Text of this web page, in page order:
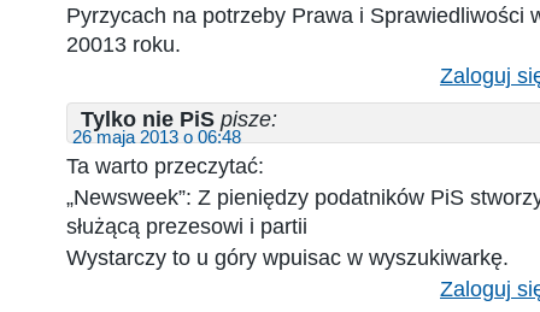
Pyrzycach na potrzeby Prawa i Sprawiedliwości
20013 roku.
Zaloguj
Tylko nie PiS pisze:
26 maja 2013 o 06:48
Ta warto przeczytać:
„Newsweek”: Z pieniędzy podatników PiS
służącą prezesowi i partii
Wystarczy to u góry wpuisac w wyszukiwarkę.
Zaloguj